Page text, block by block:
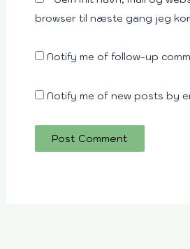
browser til næste gang jeg
Notify me of follow-up
Notify me of new posts by